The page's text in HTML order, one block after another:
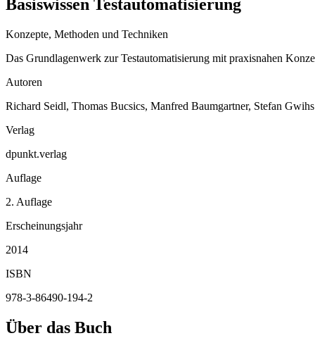
Basiswissen Testautomatisierung
Konzepte, Methoden und Techniken
Das Grundlagenwerk zur Testautomatisierung mit praxisnahen
Autoren
Richard Seidl, Thomas Bucsics, Manfred Baumgartner, Stefan Gwihs
Verlag
dpunkt.verlag
Auflage
2. Auflage
Erscheinungsjahr
2014
ISBN
978-3-86490-194-2
Über das Buch